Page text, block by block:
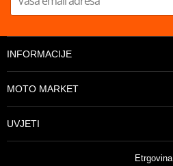
INFORMACIJE
MOTO MARKET
UVJETI
Etrgovina